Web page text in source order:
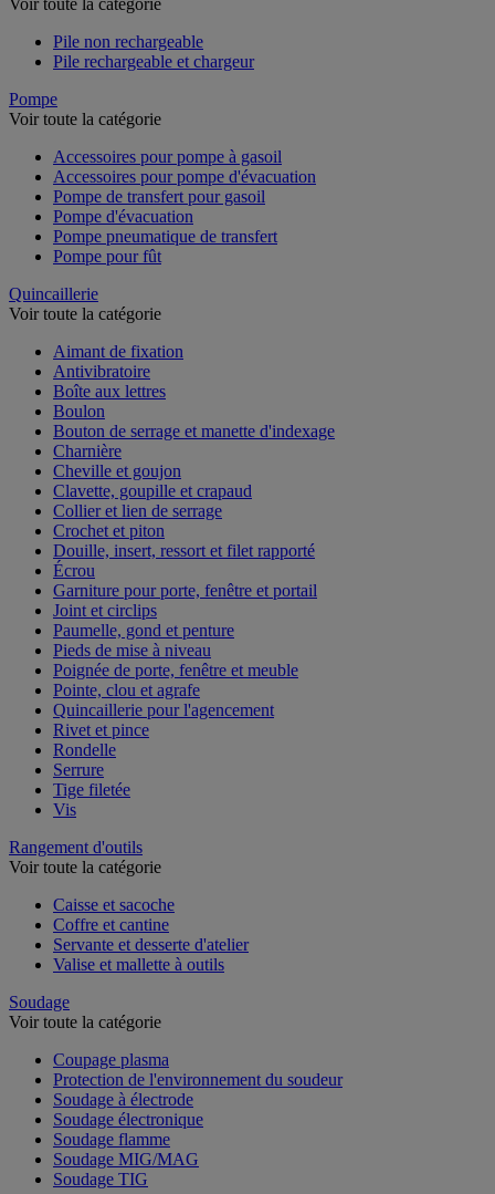
Pile non rechargeable
Pile rechargeable et chargeur
Pompe
Voir toute la catégorie
Accessoires pour pompe à gasoil
Accessoires pour pompe d'évacuation
Pompe de transfert pour gasoil
Pompe d'évacuation
Pompe pneumatique de transfert
Pompe pour fût
Quincaillerie
Voir toute la catégorie
Aimant de fixation
Antivibratoire
Boîte aux lettres
Boulon
Bouton de serrage et manette d'indexage
Charnière
Cheville et goujon
Clavette, goupille et crapaud
Collier et lien de serrage
Crochet et piton
Douille, insert, ressort et filet rapporté
Écrou
Garniture pour porte, fenêtre et portail
Joint et circlips
Paumelle, gond et penture
Pieds de mise à niveau
Poignée de porte, fenêtre et meuble
Pointe, clou et agrafe
Quincaillerie pour l'agencement
Rivet et pince
Rondelle
Serrure
Tige filetée
Vis
Rangement d'outils
Voir toute la catégorie
Caisse et sacoche
Coffre et cantine
Servante et desserte d'atelier
Valise et mallette à outils
Soudage
Voir toute la catégorie
Coupage plasma
Protection de l'environnement du soudeur
Soudage à électrode
Soudage électronique
Soudage flamme
Soudage MIG/MAG
Soudage TIG